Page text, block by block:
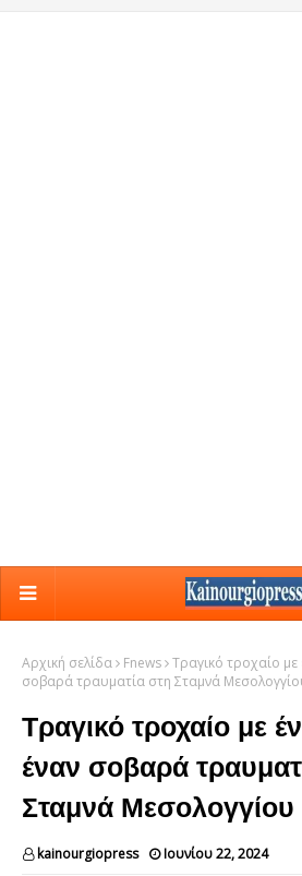
Αρχική σελίδα Fnews Τραγικό τροχαίο με
σοβαρά τραυματία στη Σταμνά
Τραγικό τροχαίο με
έναν σοβαρά
Σταμνά
kainourgiopress Ιουνίου 22, 2024